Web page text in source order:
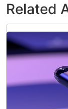
Related